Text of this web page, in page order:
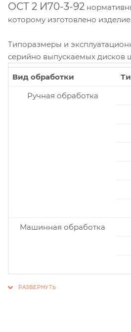
ОСТ 2 И70-3-92
которому изготовлено
Типоразмеры и
серийно выпускаемых дисков
Вид обработки
Ручная обработка
Машинная обработка